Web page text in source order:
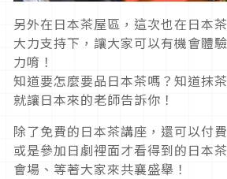
另外在日本茶屋區，這次也在日本
大力支持下，讓大家可以有機會體
力唷！
知道要怎麼要品日本茶嗎？知道抹
就讓日本來的老師告訴你！
除了免費的日本茶講座，還可以付
或是參加日劇裡面才看得到的日本
會場、等著大家來共襄盛舉！